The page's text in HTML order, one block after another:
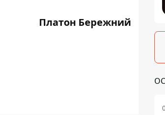
Платон Бережний